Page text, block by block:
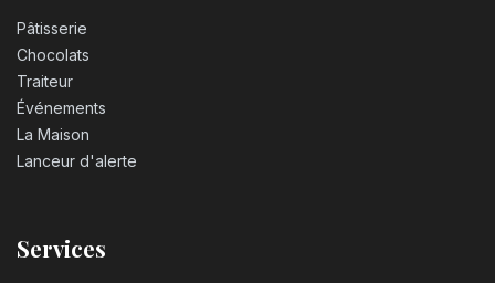
Pâtisserie
Chocolats
Traiteur
Événements
La Maison
Lanceur d'alerte
Services